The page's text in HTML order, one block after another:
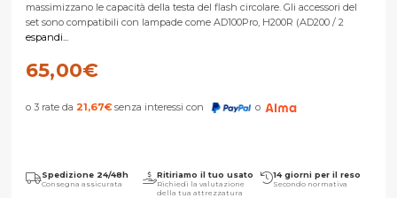
massimizzano le capacità della testa del flash circolare. Gli accessori del
set sono compatibili con lampade come AD100Pro, H200R (AD200 / 2
espandi...
65,00€
o 3 rate da 21,67€ senza interessi con o
Spedizione 24/48h
Consegna assicurata
Ritiriamo il tuo usato
Richiedi la valutazione
della tua attrezzatura
14 giorni per il reso
Secondo normativa